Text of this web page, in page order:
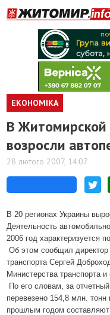
ЕКОНОМІКА
В Житомирской
возросли
28 лютого 2007, 14:07
В 20 регионах Украины
Деятельность
2006 год характеризуется
Об этом сообщил директор
транспорта Сергей
Министерства транспорта
По его словам, за
перевезено 154,8 млн.
прошлым годом